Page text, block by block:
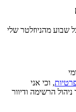
שבוע מהניוזלטר שלי
, וכי אני
הרשימה ודיוור